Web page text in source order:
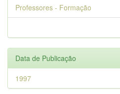
Professores - Formação
Data de Publicação
1997